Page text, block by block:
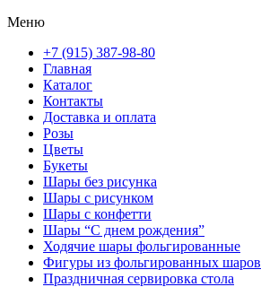
Меню
+7 (915) 387-98-80
Главная
Каталог
Контакты
Доставка и оплата
Розы
Цветы
Букеты
Шары без рисунка
Шары с рисунком
Шары с конфетти
Шары “С днем рождения”
Ходячие шары фольгированные
Фигуры из фольгированных шаров
Праздничная сервировка стола